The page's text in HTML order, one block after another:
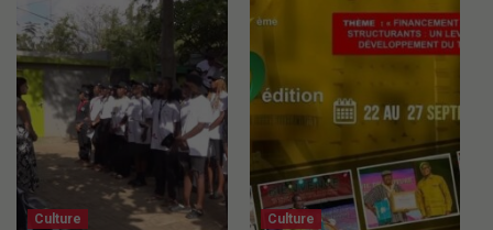
Culture Culture